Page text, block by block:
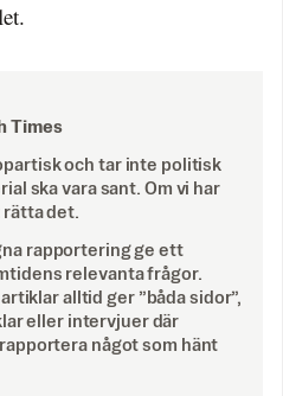
Times
och tar inte politisk
ska vara sant. Om vi har
rätta det.
rapportering ge ett
relevanta frågor.
alltid ger ”båda sidor”,
eller intervjuer där
något som hänt